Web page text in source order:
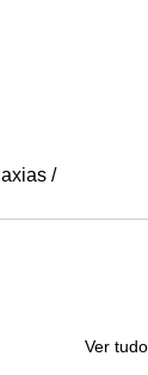
/
Ver tudo